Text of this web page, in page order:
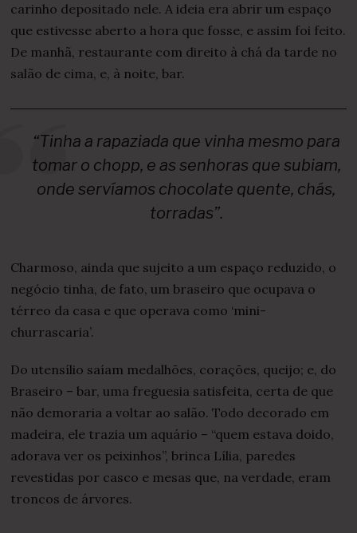
carinho depositado nele. A ideia era abrir um espaço
que estivesse aberto a hora que fosse, e assim foi feito.
De manhã, restaurante com direito à chá da tarde no
salão de cima, e, à noite, bar.
“Tinha a rapaziada que vinha mesmo para
tomar o chopp, e as senhoras que subiam,
onde servíamos chocolate quente, chás,
torradas”.
Charmoso, ainda que sujeito a um espaço reduzido, o
negócio tinha, de fato, um braseiro que ocupava o
térreo da casa e que operava como ‘mini-
churrascaria’.
Do utensílio saíam medalhões, corações, queijo; e, do
Braseiro – bar, uma freguesia satisfeita, certa de que
não demoraria a voltar ao salão. Todo decorado em
madeira, ele trazia um aquário – “quem estava doido,
adorava ver os peixinhos”, brinca Lília, paredes
revestidas por casco e mesas que, na verdade, eram
troncos de árvores.